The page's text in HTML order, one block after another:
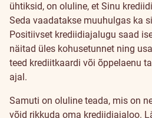
ühtiksid, on oluline, et Sinu
Seda vaadatakse muuhulgas ka
Positiivset krediidiajalugu saad
näitad üles kohusetunnet ning
teed krediitkaardi või õppelaenu
ajal.
Samuti on oluline teada, mis on
võid rikkuda oma krediidiajaloo.